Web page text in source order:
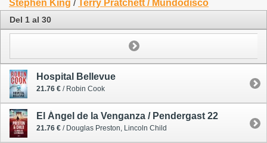
Stephen King /Terry Pratchett / Mundodisco
Del 1 al 30
Hospital Bellevue
21.76 € / Robin Cook
El Ángel de la Venganza / Pendergast 22
21.76 € / Douglas Preston, Lincoln Child